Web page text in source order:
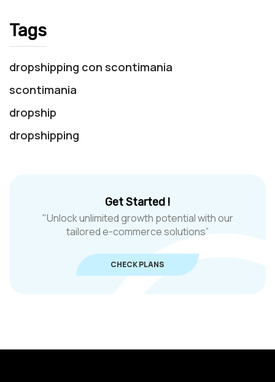
Tags
dropshipping con scontimania
scontimania
dropship
dropshipping
Get Started !
"Unlock unlimited growth potential with our
tailored e-commerce solutions”
CHECK PLANS